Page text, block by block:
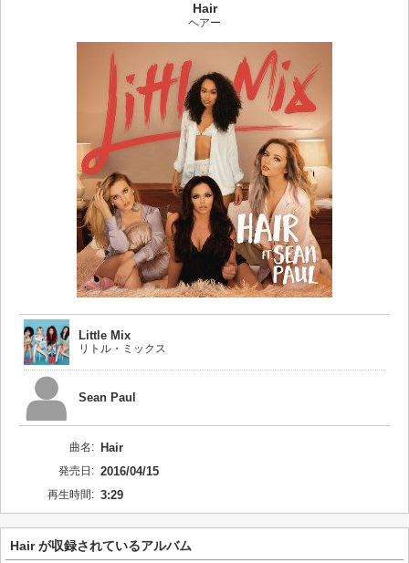
Hair
ヘアー
Little Mix
リトル・ミックス
Sean Paul
曲名: Hair
発売日: 2016/04/15
再生時間: 3:29
Hair が収録されているアルバム